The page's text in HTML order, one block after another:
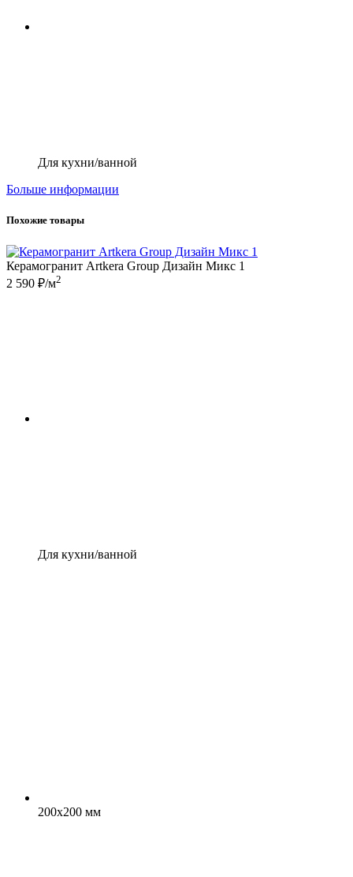
Для кухни/ванной
Больше информации
Похожие товары
Керамогранит Artkera Group Дизайн Микс 1
2 590 ₽/м2
Для кухни/ванной
200x200 мм